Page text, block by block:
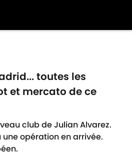
toutes les
et mercato de ce
club de Julian Alvarez.
une opération en arrivée.